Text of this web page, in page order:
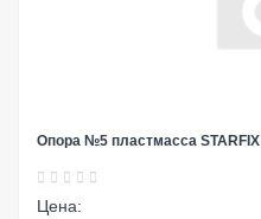
Опора №5 пластмасса STARFIX
Цена: